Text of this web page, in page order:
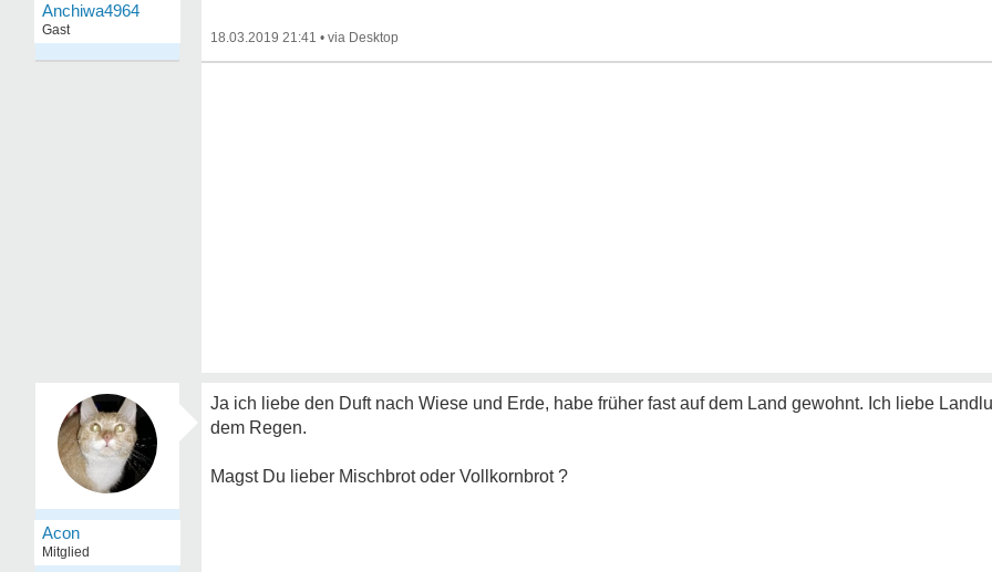
Anchiwa4964
Gast 18.03.2019 21:41 •
Acon
Mitglied
Ja ich liebe den Duft nach Wiese und Erde, habe früher fast auf dem Land gewohnt. Ich liebe
dem Regen.
Magst Du lieber Mischbrot oder Vollkornbrot ?